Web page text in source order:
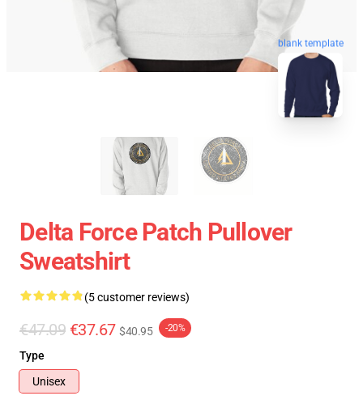
blank template
Delta Force Patch Pullover
Sweatshirt
(5 customer reviews)
€47.09 €37.67 $40.95 -20%
Type
Unisex